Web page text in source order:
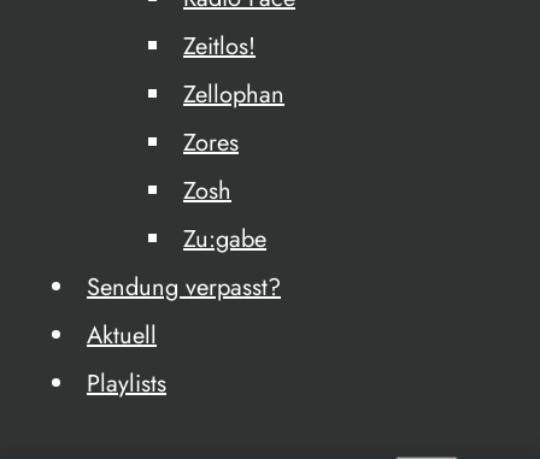
Zeitlos!
Zellophan
Zores
Zosh
Zu:gabe
Sendung verpasst?
Aktuell
Playlists